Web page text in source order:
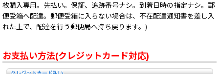
枚購入専用。先払い。保証、追跡番号ナシ。到着日時の指定ナシ。郵
便受箱へ配達。郵便受箱に入らない場合は、不在配達通知書を差し入
れた上で、配達を行う郵便局へ持ち戻ります。)
お支払い方法(クレジットカード対応)